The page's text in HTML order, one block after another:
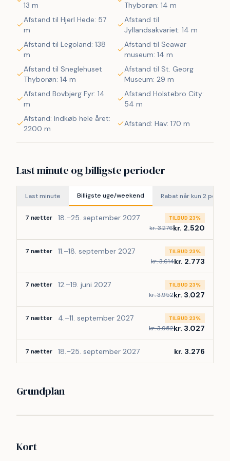
Lemvig)
Så hvad enten i er til aktiv ferie eller total afslapning,
danner dette hyggelige feriehus, en dejlig ramme både
hvad angår hus, beliggenhed og omgivelser.
13 m
Thyborøn: 14 m
Afstand til Hjerl Hede: 57
m
Afstand til
Jyllandsakvariet: 14 m
Afstand til Legoland: 138
m
Afstand til Seawar
museum: 14 m
Afstand til Sneglehuset
Thyborøn: 14 m
Afstand til St. Georg
Museum: 29 m
Afstand Bovbjerg Fyr: 14
m
Afstand Holstebro City:
54 m
Afstand: Indkøb hele året:
2200 m
Afstand: Hav: 170 m
Last minute og billigste perioder
Last minute Billigste uge/weekend Rabat når kun 2
7 nætter 18.–25. september 2027 TILBUD 23%
kr. 3.276kr. 2.520
7 nætter 11.–18. september 2027 TILBUD 23%
kr. 3.614kr. 2.773
7 nætter 12.–19. juni 2027 TILBUD 23%
kr. 3.952kr. 3.027
7 nætter 4.–11. september 2027 TILBUD 23%
kr. 3.952kr. 3.027
7 nætter 18.–25. september 2027 kr. 3.276
Grundplan
Kort